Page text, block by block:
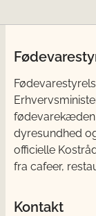
dyresundhed
officielle
fra cafeer,
Kontakt